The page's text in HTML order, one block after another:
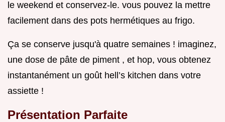
le weekend et conservez-le. vous pouvez la mettre
facilement dans des pots hermétiques au frigo.
Ça se conserve jusqu'à quatre semaines ! imaginez,
une dose de pâte de piment , et hop, vous obtenez
instantanément un goût hell’s kitchen dans votre
assiette !
Présentation Parfaite